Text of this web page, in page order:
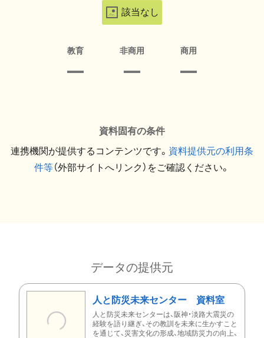
該当なし
教育 非商用 商用
資料固有の条件
連携機関が提供するコンテンツです。 資料提供元の利用条
件等（外部サイトへリンク）をご確認ください。
データの提供元
人と防災未来センター 資料室
人と防災未来センターは、阪神・淡路大震災の
経験を語り継ぎ、その教訓を未来に生かすこと
を通じて、災害文化の形成、地域防災力の向上、